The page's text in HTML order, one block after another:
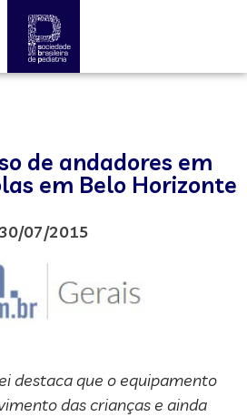
de andadores em
em Belo Horizonte
30/07/2015
destaca que o equipamento
das crianças e ainda